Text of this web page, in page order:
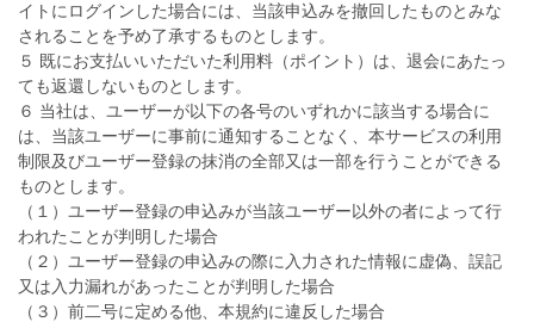
イトにログインした場合には、当該申込みを撤回したものとみな
されることを予め了承するものとします。
５ 既にお支払いいただいた利用料（ポイント）は、退会にあたっ
ても返還しないものとします。
６ 当社は、ユーザーが以下の各号のいずれかに該当する場合に
は、当該ユーザーに事前に通知することなく、本サービスの利用
制限及びユーザー登録の抹消の全部又は一部を行うことができる
ものとします。
（１）ユーザー登録の申込みが当該ユーザー以外の者によって行
われたことが判明した場合
（２）ユーザー登録の申込みの際に入力された情報に虚偽、誤記
又は入力漏れがあったことが判明した場合
（３）前二号に定める他、本規約に違反した場合